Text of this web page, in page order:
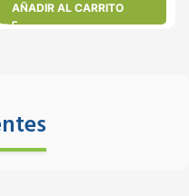
AÑADIR AL CARRITO